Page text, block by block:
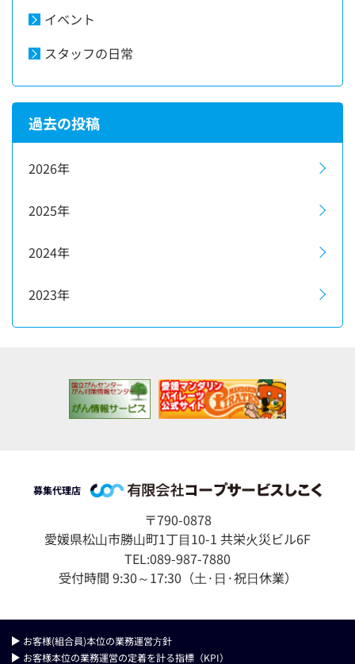
イベント
スタッフの日常
過去の投稿
2026年
2025年
2024年
2023年
募集代理店
〒790-0878
愛媛県松⼭市勝⼭町1丁⽬10-1 共栄⽕災ビル6F
TEL:089-987-7880
受付時間 9:30～17:30（⼟·⽇·祝⽇休業）
お客様(組合員)本位の業務運営⽅針
お客様本位の業務運営の定着を計る指標（KPI）